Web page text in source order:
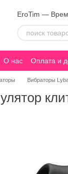
EroTim —
О нас Оплата и
Вибраторы